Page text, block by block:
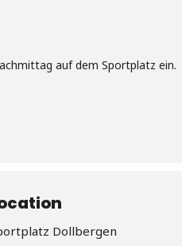
auf dem Sportplatz ein.
Dollbergen